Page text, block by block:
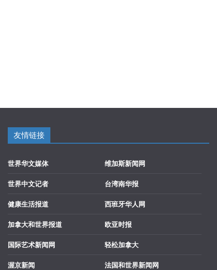
友情链接
世界华文媒体
世界中文记者
健康生活报道
加拿大和世界报道
国际艺术新闻网
渥京新闻
维加斯新闻网
台湾南华报
西班牙华人网
欧亚时报
轻松加拿大
法国和世界新闻网